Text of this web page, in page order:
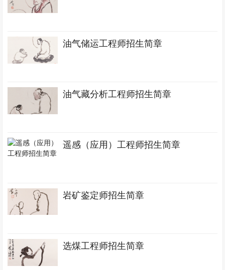
油气储运工程师招生简章
油气藏分析工程师招生简章
遥感（应用）工程师招生简章
岩矿鉴定师招生简章
选煤工程师招生简章